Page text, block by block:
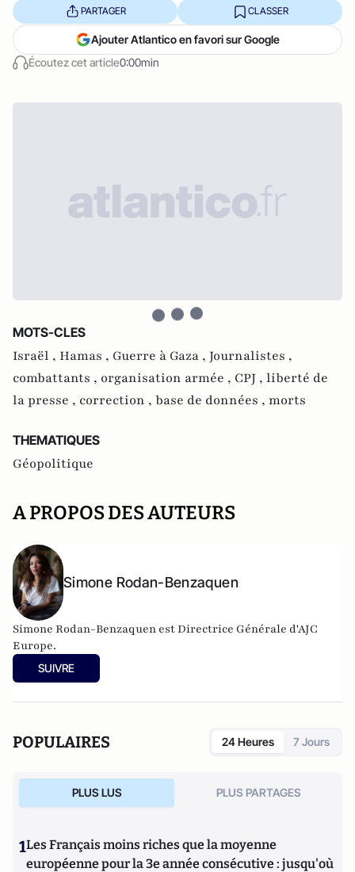
Écoutez cet article0:00min
PARTAGER CLASSER
Ajouter Atlantico en favori sur Google
MOTS-CLES
Israël , Hamas , Guerre à Gaza , Journalistes ,
combattants , organisation armée , CPJ , liberté de
la presse , correction , base de données , morts
THEMATIQUES
Géopolitique
A PROPOS DES AUTEURS
Simone Rodan-Benzaquen
Simone Rodan-Benzaquen est Directrice Générale d'AJC
Europe.
SUIVRE
POPULAIRES 24 Heures 7 Jours
PLUS LUS PLUS PARTAGES
1Les Français moins riches que la moyenne
européenne pour la 3e année consécutive : jusqu'où